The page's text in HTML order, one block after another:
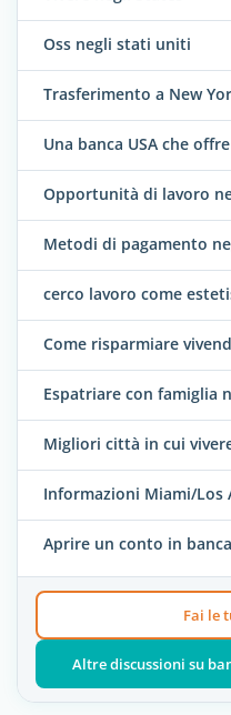
Oss negli stati uniti
Trasferimento a New
Una banca USA che
Opportunità di lavoro
Metodi di pagamento
cerco lavoro come
Come risparmiare
Espatriare con famiglia
Migliori città in cui
Informazioni Miami/Los
Aprire un conto in
Fai le
Altre discussioni su